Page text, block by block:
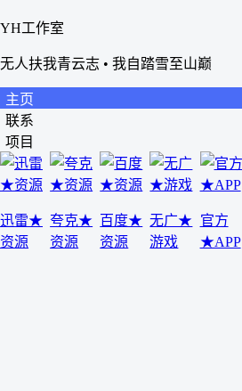
YH工作室
无人扶我青云志 • 我自踏雪至山巅
主页
联系
项目
迅雷★
资源
夸克★
资源
百度★
资源
无广★
游戏
官方
★APP